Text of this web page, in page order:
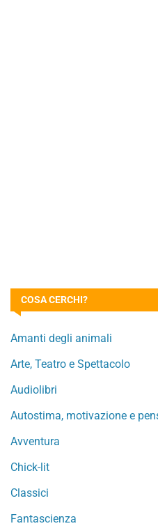
COSA CERCHI?
Amanti degli animali
Arte, Teatro e Spettacolo
Audiolibri
Autostima, motivazione e
Avventura
Chick-lit
Classici
Fantascienza